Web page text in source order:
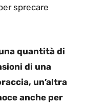
sprecare
quantità di
di una
un’altra
anche per